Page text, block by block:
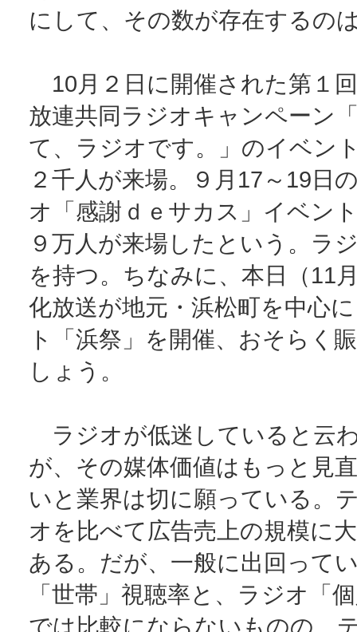
にして、その数が存在するの
10月２日に開催された第１
放連共同ラジオキャンペーン
て、ラジオです。」のイベン
２千人が来場。９月17～19日
オ「感謝ｄｅサカス」イベン
９万人が来場したという。ラ
を持つ。ちなみに、本日（11
化放送が地元・浜松町を中心
ト「浜祭」を開催、おそらく
しょう。
ラジオが低迷していると云
が、その媒体価値はもっと見
いと業界は切に願っている。
オを比べて広告売上の規模に
ある。だが、一般に出回って
「世帯」視聴率と、ラジオ「
では比較にならないものの、